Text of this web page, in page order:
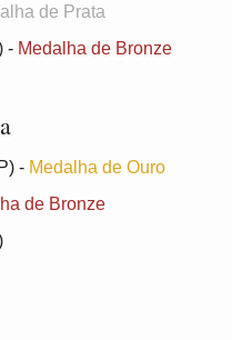
de Prata
- Medalha de Bronze
- Medalha de Ouro
de Bronze